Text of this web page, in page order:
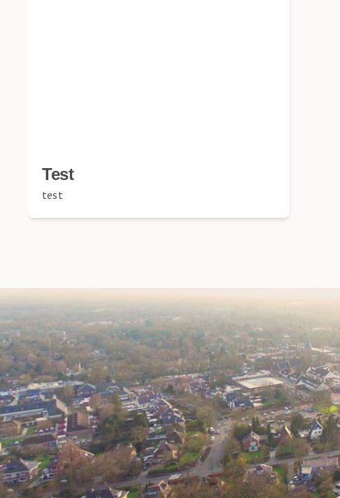
Test
test